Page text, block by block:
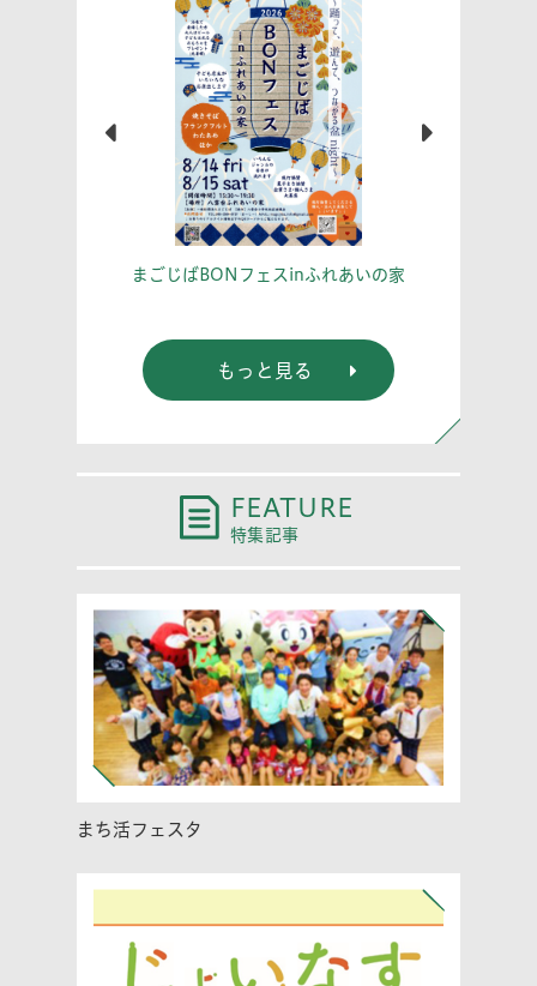
まごじばBONフェスinふれあいの家
もっと見る
FEATURE
特集記事
まち活フェスタ